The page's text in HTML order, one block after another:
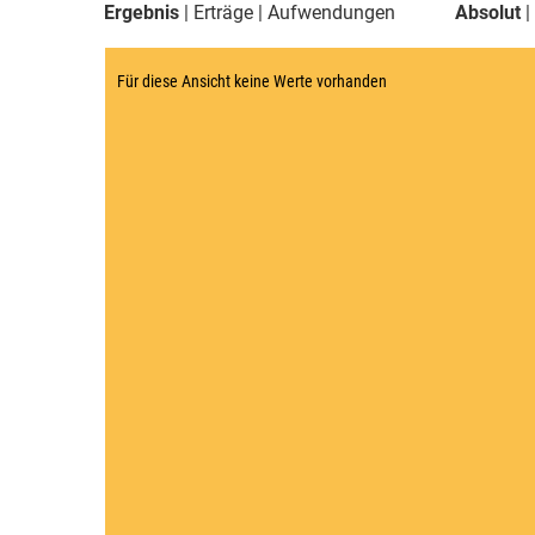
Ergebnis Erträge Aufwendungen Absolut
Für diese Ansicht keine Werte vorhanden